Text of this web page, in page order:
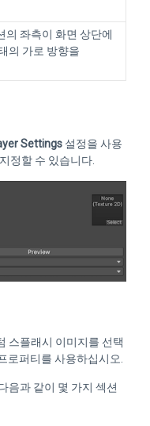
의 좌측이 화면 상단에
의 가로 방향을
Settings 설정을 사용
정할 수 있습니다.
스플래시 이미지를 선택
로퍼티를 사용하십시오.
음과 같이 몇 가지 섹션